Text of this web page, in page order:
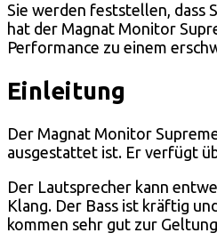
Sie werden feststellen, dass
hat der Magnat Monitor
Performance zu einem
Einleitung
Der Magnat Monitor
ausgestattet ist. Er verfügt
Der Lautsprecher kann
Klang. Der Bass ist kräftig
kommen sehr gut zur